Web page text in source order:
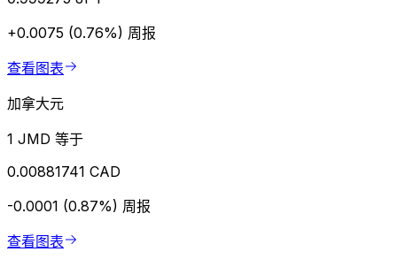
+0.0075 (0.76%) 周报
查看图表
加拿大元
1 JMD 等于
0.00881741 CAD
-0.0001 (0.87%) 周报
查看图表